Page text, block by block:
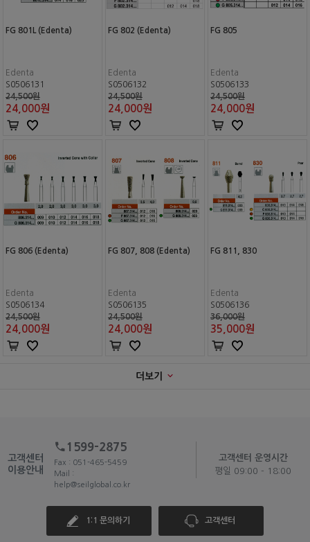
FG 801L (Edenta)
Edenta
S0506131
24,500원
24,000원
FG 802 (Edenta)
Edenta
S0506132
24,500원
24,000원
FG 805
Edenta
S0506133
24,500원
24,000원
FG 806 (Edenta)
Edenta
S0506134
24,500원
24,000원
FG 807, 808 (Edenta)
Edenta
S0506135
24,500원
24,000원
FG 811, 830
Edenta
S0506136
36,000원
35,000원
더보기
고객센터
이용안내
1599-2875
Fax : 051-465-5459
Mail :
help@seilglobal.co.kr
고객센터 운영시간
평일 09:00 - 18:00
1:1 문의하기 고객센터